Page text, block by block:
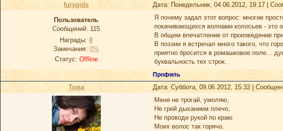
furygide Дата: Понедельник, 04.06.2012, 19:17 |
Пoльзoватель
Сообщений: 115
Награды: 0
Замечания: 0%
Статус: Offline
Я почему задал этот вопрос: многие
покачивающихся волнами колосьев - это
В общем впечатление от произведение
В поэзии я встречал много такого, что
приятно бросится в ромашковое поле...
буквальность тех строк.
Профиль
Тома Дата: Суббота, 09.06.2012, 15:32 |
Меня не трогай, умоляю,
Не грей дыханием плечо,
Не проводи рукой по краю
Моих волос так горячо.